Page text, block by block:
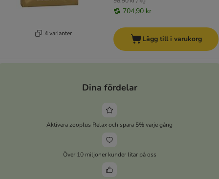
4 varianter
704,90 kr
Lägg till i varukorg
Dina fördelar
Aktivera zooplus Relax och spara 5% varje gång
Över 10 miljoner kunder litar på oss